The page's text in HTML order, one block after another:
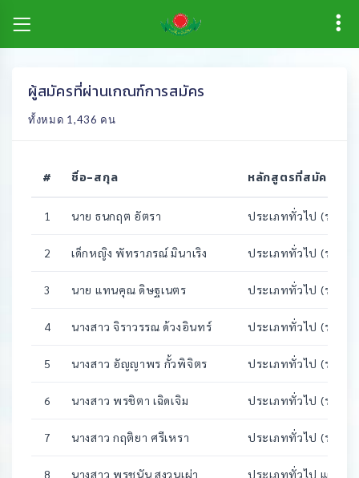
ผู้สมัครที่ผ่านเกณฑ์การสมัคร
ทั้งหมด 1,436 คน
# ชื่อ-สกุล หลักสูตรที่สมัคร
1 นาย ธนกฤต อัตรา
ประเภททั่วไป (รอบ
2
เด็กหญิง พัทราภรณ์ มินาเริง
ประเภททั่วไป (รอบ
3
นาย แทนคุณ ดิษฐเนตร
ประเภททั่วไป (รอบ
4
นางสาว จิราวรรณ ด้วงอินทร์
ประเภททั่วไป (รอบ
5
นางสาว อัญญาพร กั้วพิจิตร
ประเภททั่วไป (รอบ
6
นางสาว พรชิตา เฉิดเจิม
ประเภททั่วไป (รอบ
7
นางสาว กฤติยา ศรีเหรา
ประเภททั่วไป (รอบ
8
นางสาว พรชนัน สงวนเผ่า ประเภททั่วไป แผนก